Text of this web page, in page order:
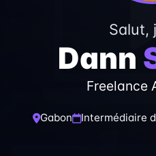
Salut,
Dann
Freelance
Gabon Intermédiaire